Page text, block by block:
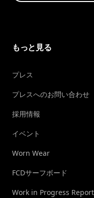
もっと見る
プレス
プレスへのお問い合わせ
採用情報
イベント
Worn Wear
FCDサーフボード
Work in Progress Report